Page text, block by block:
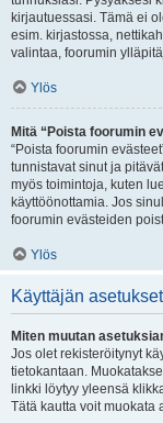
kirjautuessasi. Tämä ei
esim. kirjastossa,
valintaa, foorumin
Ylös
Mitä “Poista foorumin
“Poista foorumin
tunnistavat sinut ja
myös toimintoja, kuten
käyttöönottamia. Jos
foorumin evästeiden
Ylös
Käyttäjän asetukset
Miten muutan
Jos olet rekisteröitynyt
tietokantaan.
linkki löytyy yleensä
Tätä kautta voit muokata